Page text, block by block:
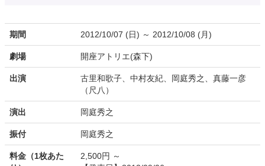
期間 2012/10/07 (日) ～ 2012/10/08 (月)
劇場 開座アトリエ(森下)
出演
古里和歌子、中村友紀、岡庭秀之、真藤一彦
（尺八）
演出 岡庭秀之
振付 岡庭秀之
料金（1枚あた
2,500円 ～